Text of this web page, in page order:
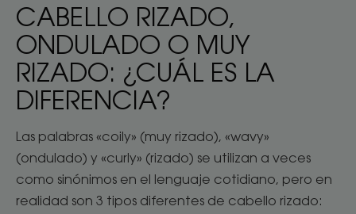
CABELLO RIZADO,
ONDULADO O MUY
RIZADO: ¿CUÁL ES LA
DIFERENCIA?
Las palabras «coily» (muy rizado), «wavy»
(ondulado) y «curly» (rizado) se utilizan a veces
como sinónimos en el lenguaje cotidiano, pero en
realidad son 3 tipos diferentes de cabello rizado: